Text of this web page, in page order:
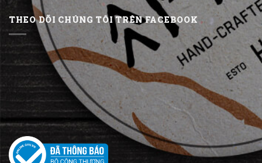
THEO DÕI CHÚNG TÔI TRÊN FACEBOOK